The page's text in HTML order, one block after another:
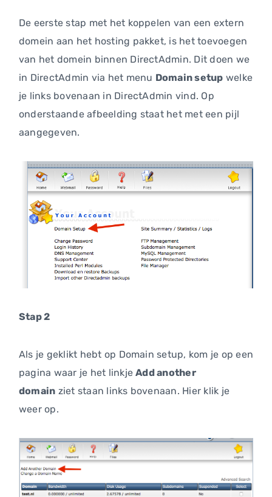
De eerste stap met het koppelen van een extern
domein aan het hosting pakket, is het toevoegen
van het domein binnen DirectAdmin. Dit doen we
in DirectAdmin via het menu Domain setup welke
je links bovenaan in DirectAdmin vind. Op
onderstaande afbeelding staat het met een pijl
aangegeven.
Stap 2
Als je geklikt hebt op Domain setup, kom je op een
pagina waar je het linkjeAdd another
domain ziet staan links bovenaan. Hier klik je
weer op.